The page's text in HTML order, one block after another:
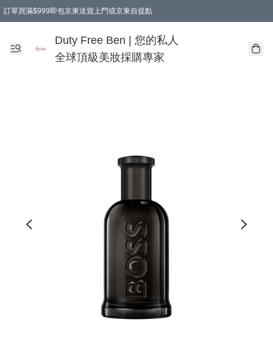
訂單買滿$999即包京東送貨上門或京東自提點
Duty Free Ben | 您的私人
全球頂級美妝採購專家